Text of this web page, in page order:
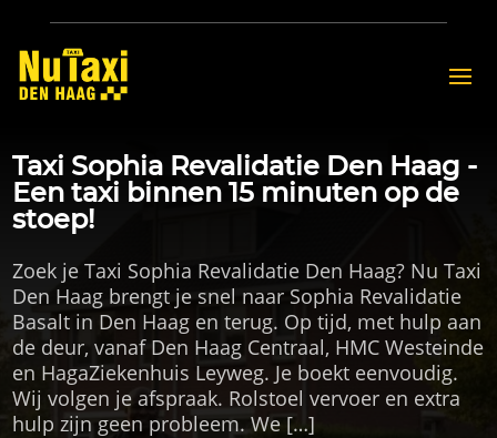
Taxi Sophia Revalidatie Den Haag -
Een taxi binnen 15 minuten op de
stoep!
Zoek je Taxi Sophia Revalidatie Den Haag? Nu Taxi
Den Haag brengt je snel naar Sophia Revalidatie
Basalt in Den Haag en terug. Op tijd, met hulp aan
de deur, vanaf Den Haag Centraal, HMC Westeinde
en HagaZiekenhuis Leyweg. Je boekt eenvoudig.
Wij volgen je afspraak. Rolstoel vervoer en extra
hulp zijn geen probleem. We […]